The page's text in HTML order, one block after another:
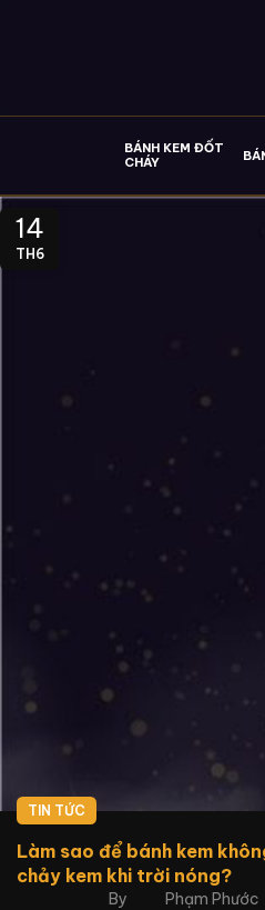
BÁNH KEM ĐỐT
CHÁY
14
TH6
TIN TỨC
Làm sao để bánh kem
chảy kem khi trời nóng?
By Phạm Phước